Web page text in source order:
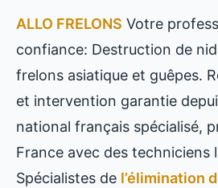
ALLO FRELONS Votre
confiance: Destruction de
frelons asiatique et guêpes.
et intervention garantie
national français spécialisé,
France avec des techniciens
Spécialistes de l’élimination